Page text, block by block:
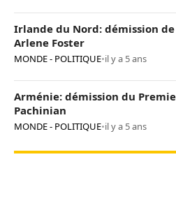
Irlande du Nord: démission
Arlene Foster
MONDE - POLITIQUE•il y a 5 ans
Arménie: démission du
Pachinian
MONDE - POLITIQUE•il y a 5 ans